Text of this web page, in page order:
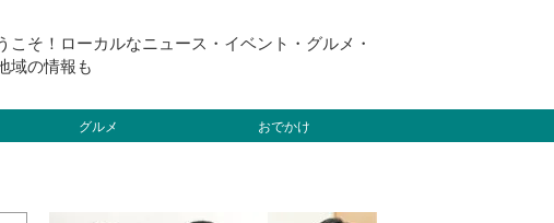
そ！ローカルなニュース・イベント・グルメ・
域の情報も
グルメ おでかけ